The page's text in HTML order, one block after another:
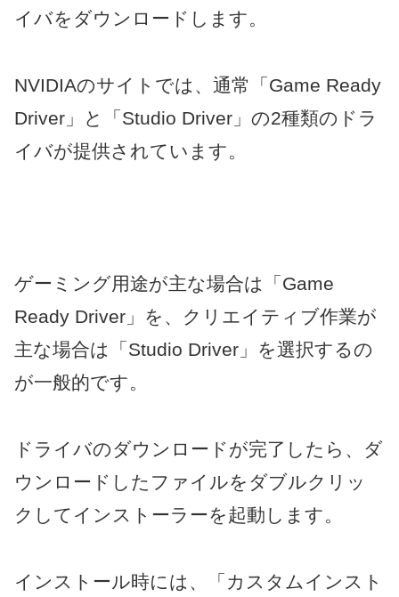
イバをダウンロードします。
NVIDIAのサイトでは、通常「Game Ready
Driver」と「Studio Driver」の2種類のドラ
イバが提供されています。
ゲーミング用途が主な場合は「Game
Ready Driver」を、クリエイティブ作業が
主な場合は「Studio Driver」を選択するの
が一般的です。
ドライバのダウンロードが完了したら、ダ
ウンロードしたファイルをダブルクリッ
クしてインストーラーを起動します。
インストール時には、「カスタムインスト